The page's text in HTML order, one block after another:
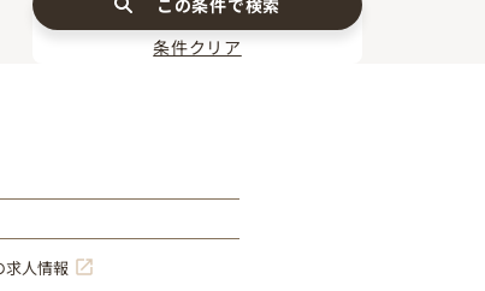
条件クリア
求人情報